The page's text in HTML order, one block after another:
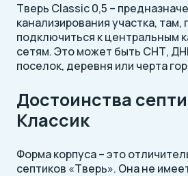
Тверь Classic 0,5 –
канализирования участка,
подключиться к центральным
сетям. Это может быть СНТ,
поселок, деревня или черта
Достоинства
Классик
Форма корпуса – это
септиков «Тверь». Она не